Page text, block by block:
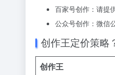
百家号创作：请提
公众号创作：微信
创作王定价策略
创作王